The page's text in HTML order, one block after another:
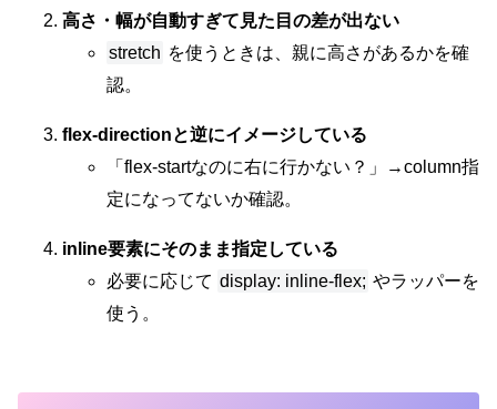
高さ・幅が自動すぎて見た目の差が出ない
stretch を使うときは、親に高さがあるかを確
認。
flex-directionと逆にイメージしている
「flex-startなのに右に行かない？」→column指
定になってないか確認。
inline要素にそのまま指定している
必要に応じて display: inline-flex; やラッパーを
使う。